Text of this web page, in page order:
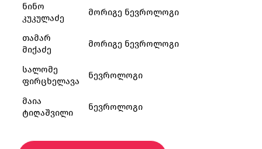
ნინო
კუკულაძე
მორიგე ნევროლოგი
თამარ
მიქაძე
მორიგე ნევროლოგი
სალომე
ფირცხელავა
ნევროლოგი
მაია
ტიღაშვილი
ნევროლოგი